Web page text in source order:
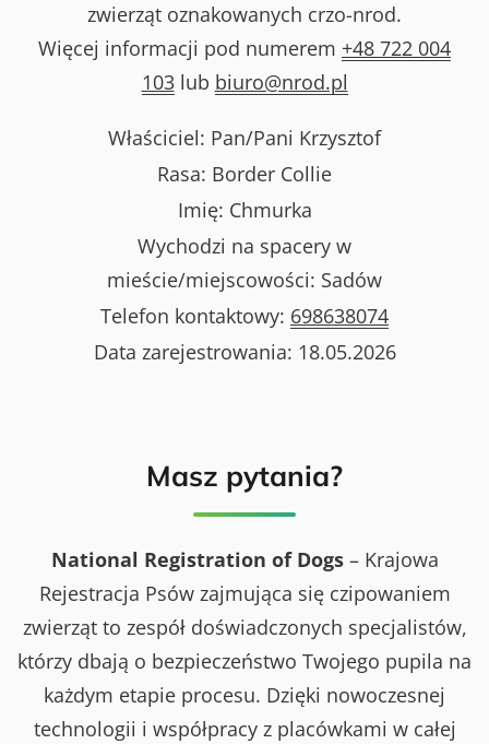
zwierząt oznakowanych crzo-nrod.
Więcej informacji pod numerem +48 722 004
103lub biuro@nrod.pl
Właściciel: Pan/Pani Krzysztof
Rasa: Border Collie
Imię: Chmurka
Wychodzi na spacery w
mieście/miejscowości: Sadów
Telefon kontaktowy: 698638074
Data zarejestrowania: 18.05.2026
Masz pytania?
National Registration of Dogs– Krajowa
Rejestracja Psów zajmująca się czipowaniem
zwierząt to zespół doświadczonych specjalistów,
którzy dbają o bezpieczeństwo Twojego pupila na
każdym etapie procesu. Dzięki nowoczesnej
technologii i współpracy z placówkami w całej